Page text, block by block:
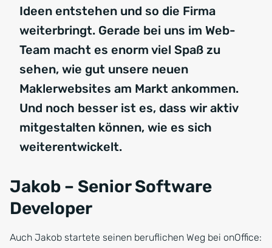
Ideen entstehen und so die Firma
weiterbringt. Gerade bei uns im Web-
Team macht es enorm viel Spaß zu
sehen, wie gut unsere neuen
Maklerwebsites am Markt ankommen.
Und noch besser ist es, dass wir aktiv
mitgestalten können, wie es sich
weiterentwickelt.
Jakob – Senior Software
Developer
Auch Jakob startete seinen beruflichen Weg bei onOffice: